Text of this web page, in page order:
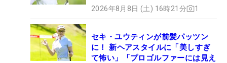
2026年8月8日 (土) 16時21分 1
セキ・ユウティンが前髪パッツン
に！ 新ヘアスタイルに「美しすぎ
て怖い」「プロゴルファーには見え